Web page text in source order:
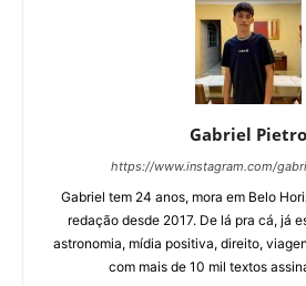
Gabriel Pietro
https://www.instagram.com/
Gabriel tem 24 anos, mora em Belo
redação desde 2017. De lá pra cá, já
astronomia, mídia positiva, direito,
com mais de 10 mil textos